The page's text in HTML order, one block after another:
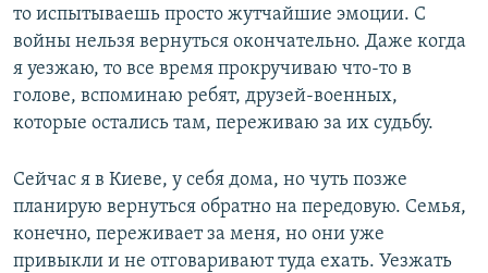
то испытываешь просто жутчайшие эмоции. С
войны нельзя вернуться окончательно. Даже когда
я уезжаю, то все время прокручиваю что-то в
голове, вспоминаю ребят, друзей-военных,
которые остались там, переживаю за их судьбу.
Сейчас я в Киеве, у себя дома, но чуть позже
планирую вернуться обратно на передовую. Семья,
конечно, переживает за меня, но они уже
привыкли и не отговаривают туда ехать. Уезжать